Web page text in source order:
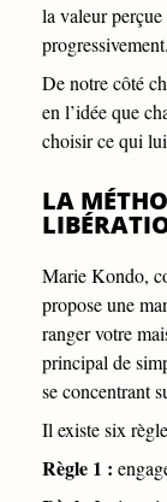
la valeur perçue
progressivement.
De notre côté
en l’idée que
choisir ce qui
LA
Marie Kondo,
propose une
ranger votre
principal de
se concentrant
Il existe six
Règle 1 :